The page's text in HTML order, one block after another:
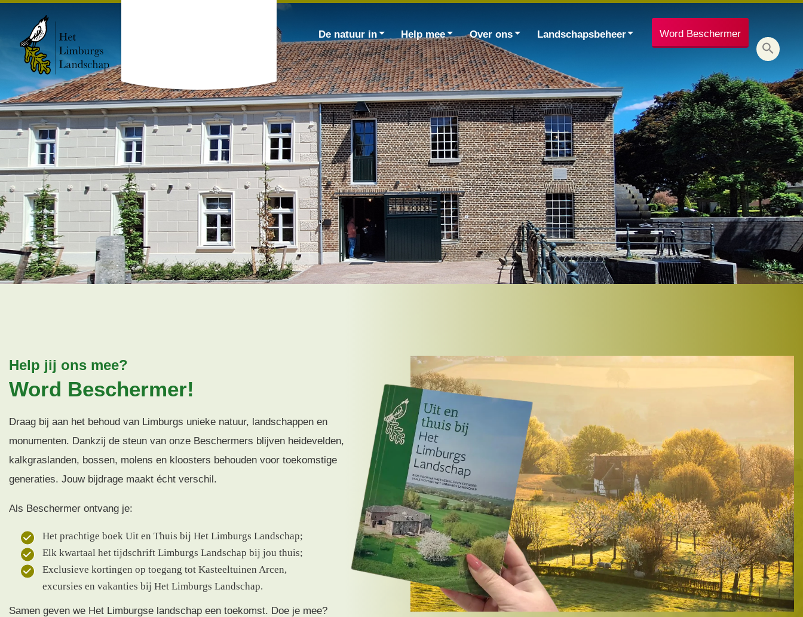
Zoek
De natuur in Help mee Over ons Landschapsbeheer Word Beschermer
Help jij ons mee?
Word Beschermer!
Draag bij aan het behoud van Limburgs unieke natuur, landschappen en
monumenten. Dankzij de steun van onze Beschermers blijven heidevelden,
kalkgraslanden, bossen, molens en kloosters behouden voor toekomstige
generaties. Jouw bijdrage maakt écht verschil.
Als Beschermer ontvang je:
Het prachtige boek Uit en Thuis bij Het Limburgs Landschap;
Elk kwartaal het tijdschrift Limburgs Landschap bij jou thuis;
Exclusieve kortingen op toegang tot Kasteeltuinen Arcen,
excursies en vakanties bij Het Limburgs Landschap.
Samen geven we Het Limburgse landschap een toekomst. Doe je mee?